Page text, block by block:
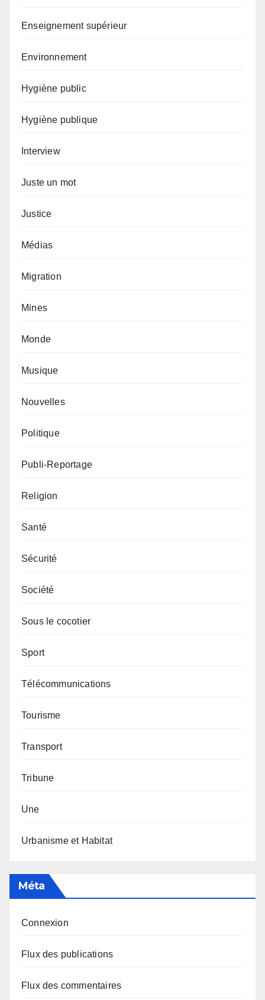
Enseignement supérieur
Environnement
Hygiène public
Hygiène publique
Interview
Juste un mot
Justice
Médias
Migration
Mines
Monde
Musique
Nouvelles
Politique
Publi-Reportage
Religion
Santé
Sécurité
Société
Sous le cocotier
Sport
Télécommunications
Tourisme
Transport
Tribune
Une
Urbanisme et Habitat
Méta
Connexion
Flux des publications
Flux des commentaires